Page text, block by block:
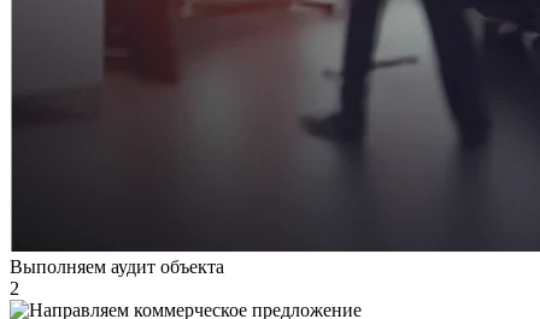
Выполняем аудит объекта
2